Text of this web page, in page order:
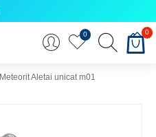
0 0
Meteorit Aletai unicat m01